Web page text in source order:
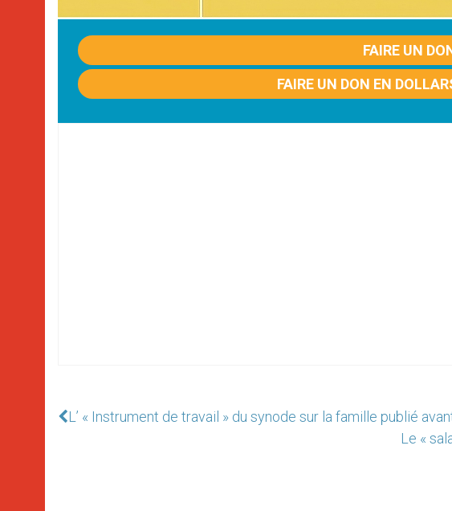
FAIRE UN
FAIRE UN DON EN
L’ « Instrument de travail » du synode sur la famille publié
Le «